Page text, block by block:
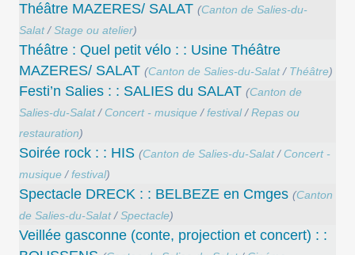
Théâtre MAZERES/ SALAT (Canton de Salies-du-
Salat/Stage ou atelier)
Théâtre : Quel petit vélo : : Usine Théâtre
MAZERES/ SALAT (Canton de Salies-du-Salat/ Théâtre)
Festi’n Salies : : SALIES du SALAT (Canton de
Salies-du-Salat/ Concert - musique/festival/Repas ou
restauration)
Soirée rock : : HIS (Canton de Salies-du-Salat/ Concert -
musique/festival)
Spectacle DRECK : : BELBEZE en Cmges (Canton
de Salies-du-Salat/Spectacle)
Veillée gasconne (conte, projection et concert) : :